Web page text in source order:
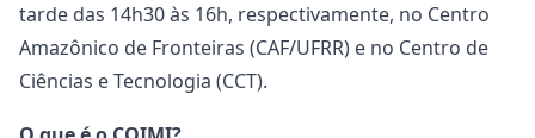
tarde das 14h30 às 16h, respectivamente, no Centro
Amazônico de Fronteiras (CAF/UFRR) e no Centro de
Ciências e Tecnologia (CCT).